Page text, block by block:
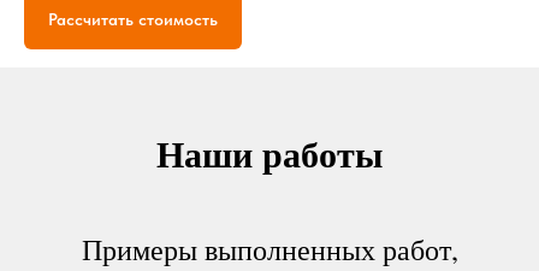
Рассчитать стоимость
Наши работы
Примеры выполненных работ,